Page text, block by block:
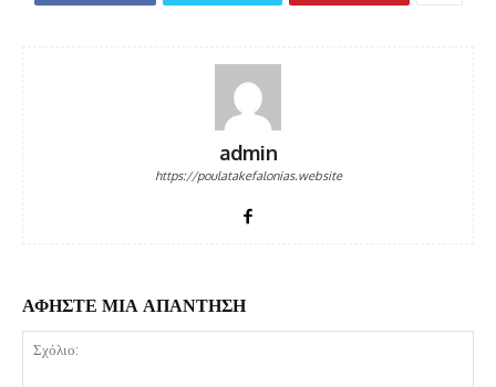
admin
https://poulatakefalonias.website
ΑΦΗΣΤΕ ΜΙΑ ΑΠΑΝΤΗΣΗ